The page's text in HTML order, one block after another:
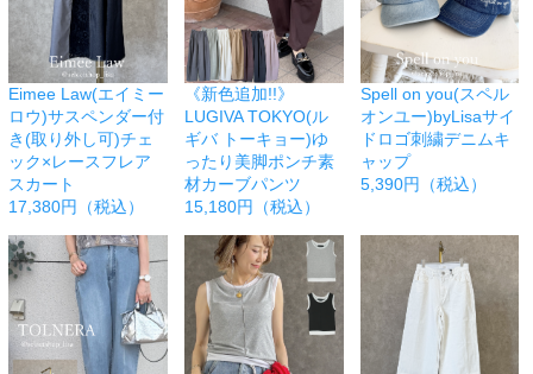
Eimee Law(エイミー
ロウ)サスペンダー付
き(取り外し可)チェ
ック×レースフレア
スカート
17,380円（税込）
《新色追加!!》
LUGIVA TOKYO(ル
ギバ トーキョー)ゆ
ったり美脚ポンチ素
材カーブパンツ
15,180円（税込）
Spell on you(スペル
オンユー)byLisaサイ
ドロゴ刺繍デニムキ
ャップ
5,390円（税込）